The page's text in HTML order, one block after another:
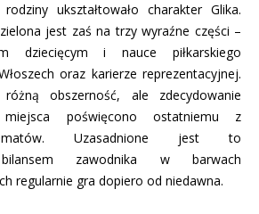
ukształtowało charakter Glika.
jest zaś na trzy wyraźne części –
dziecięcym i nauce piłkarskiego
oraz karierze reprezentacyjnej.
obszerność, ale zdecydowanie
poświęcono ostatniemu z
Uzasadnione jest to
bilansem zawodnika w barwach
regularnie gra dopiero od niedawna.